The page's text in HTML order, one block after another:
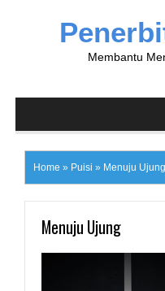
Membantu
Home » Puisi » Menuju Ujung
Menuju Ujung